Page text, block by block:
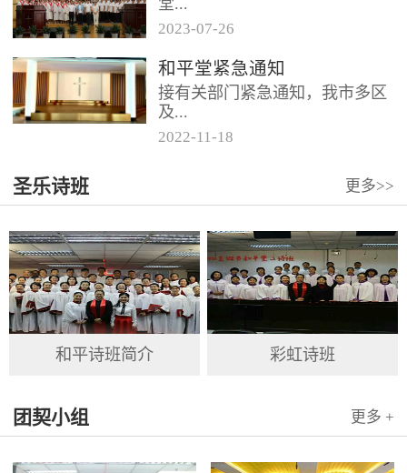
联合诗班在叶海莲牧师的带领
下，先后到访基督教和平堂、深
圳堂。 上午和平堂教...
2023-07-26
和平堂紧急通知
接有关部门紧急通知，我市多区
及...
况比较复杂。基督教和平堂自11
月19日起，执行实施“双暂停”
2022-11 -18
圣乐诗班 更多>>
和平诗班简介 彩虹诗班
团契小组 更多 +